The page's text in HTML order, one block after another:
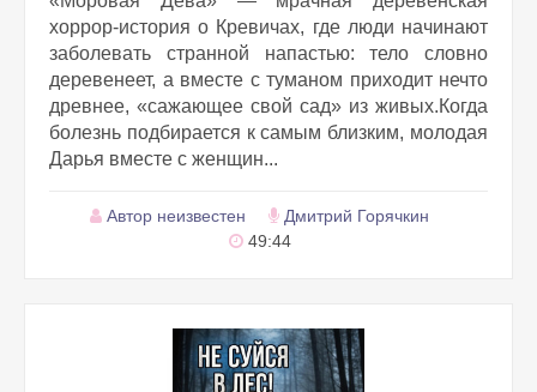
хоррор-история о Кревичах, где люди начинают
заболевать странной напастью: тело словно
деревенеет, а вместе с туманом приходит нечто
древнее, «сажающее свой сад» из живых.Когда
болезнь подбирается к самым близким, молодая
Дарья вместе с женщин...
Автор неизвестен
Дмитрий Горячкин
49:44